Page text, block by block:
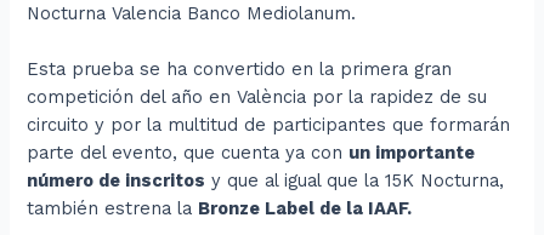
Nocturna Valencia Banco Mediolanum.
Esta prueba se ha convertido en la primera gran
competición del año en València por la rapidez de su
circuito y por la multitud de participantes que formarán
parte del evento, que cuenta ya con un importante
número de inscritos y que al igual que la 15K Nocturna,
también estrena la Bronze Label de la IAAF.